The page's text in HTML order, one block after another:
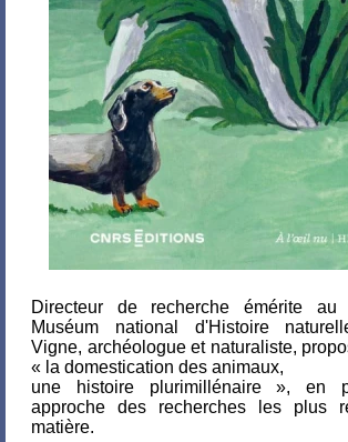
Directeur de recherche émérite
Muséum national d'Histoire
Vigne, archéologue et naturaliste,
« la domestication des animaux,
une histoire plurimillénaire », en
approche des recherches les plus
matière.